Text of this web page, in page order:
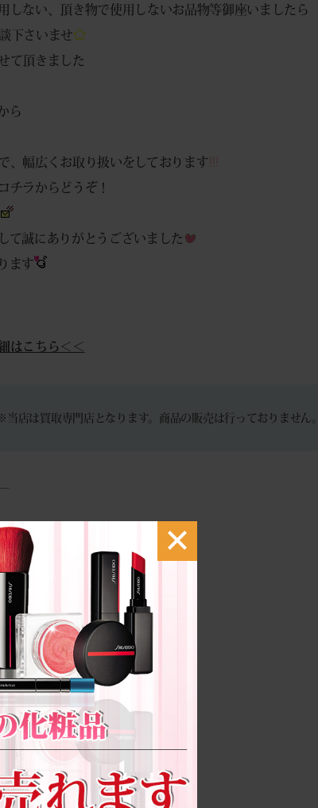
しない、頂き物で使用しないお品物等御座いましたら
下さいませ
て頂きました
ら
、幅広くお取り扱いをしております
コチラからどうぞ！
て誠にありがとうございました
ます
はこちら＜＜
当店は買取専門店となります。商品の販売は行っておりません。
約が便利です。
い。
全て無料です。